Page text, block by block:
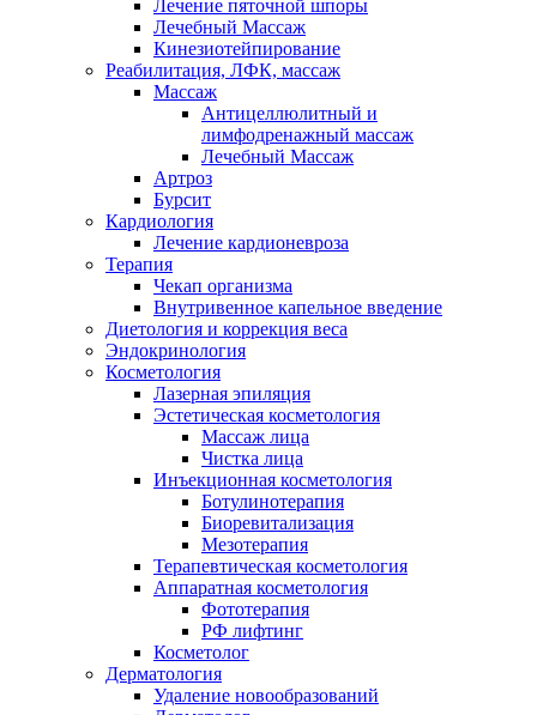
Лечение пяточной шпоры
Лечебный Массаж
Кинезиотейпирование
Реабилитация, ЛФК, массаж
Массаж
Антицеллюлитный и
лимфодренажный массаж
Лечебный Массаж
Артроз
Бурсит
Кардиология
Лечение кардионевроза
Терапия
Чекап организма
Внутривенное капельное введение
Диетология и коррекция веса
Эндокринология
Косметология
Лазерная эпиляция
Эстетическая косметология
Массаж лица
Чистка лица
Инъекционная косметология
Ботулинотерапия
Биоревитализация
Мезотерапия
Терапевтическая косметология
Аппаратная косметология
Фототерапия
РФ лифтинг
Косметолог
Дерматология
Удаление новообразований